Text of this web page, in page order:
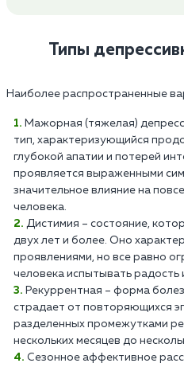
Типы
Наиболее распространенные
Мажорная (тяжелая)
тип, характеризующийся
глубокой апатии и потерей
проявляется выраженными
значительное влияние на
человека.
Дистимия – состояние,
двух лет и более. Оно
проявлениями, но все равно
человека испытывать радость
Рекуррентная – форма
страдает от повторяющихся
разделенных промежутками
нескольких месяцев до
Сезонное аффективное